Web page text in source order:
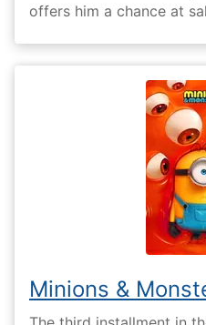
offers him a chance at
Minions &